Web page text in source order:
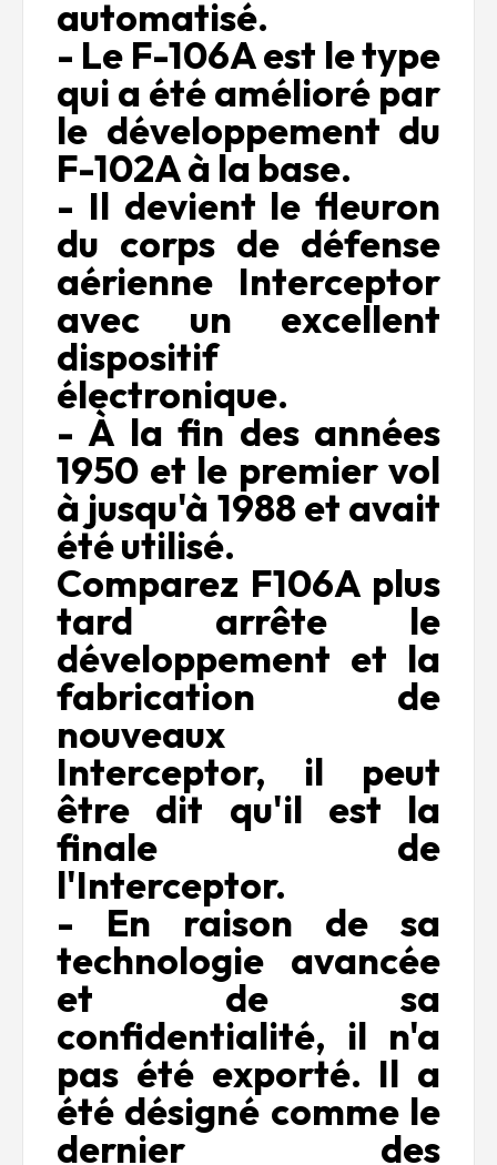
automatisé.
- Le F-106A est le type
qui a été amélioré par
le développement du
F-102A à la base.
- Il devient le fleuron
du corps de défense
aérienne Interceptor
avec un excellent
dispositif
électronique.
- À la fin des années
1950 et le premier vol
à jusqu'à 1988 et avait
été utilisé.
Comparez F106A plus
tard arrête le
développement et la
fabrication de
nouveaux
Interceptor, il peut
être dit qu'il est la
finale de
l'Interceptor.
- En raison de sa
technologie avancée
et de sa
confidentialité, il n'a
pas été exporté. Il a
été désigné comme le
dernier des